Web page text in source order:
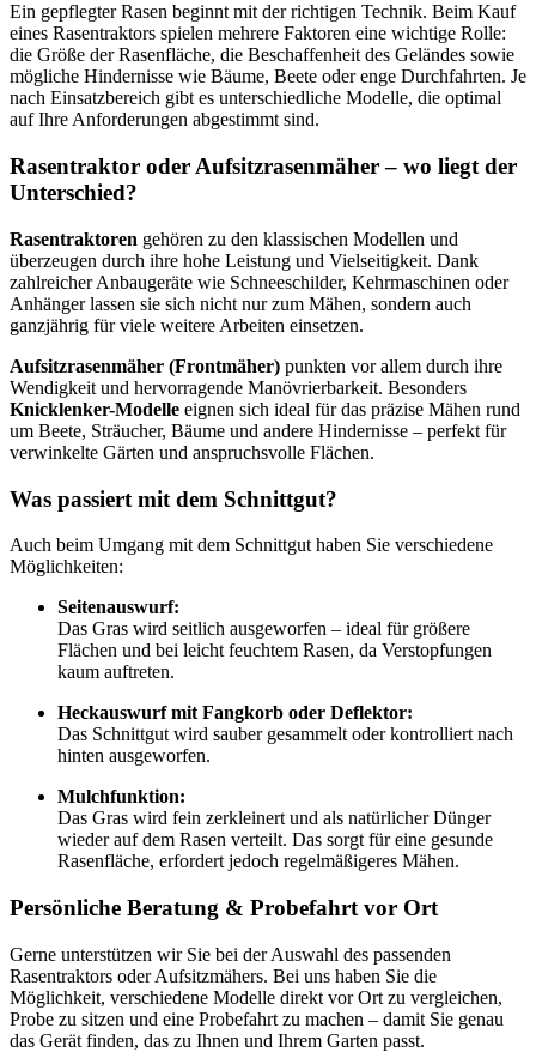
Ein gepflegter Rasen beginnt mit der richtigen Technik. Beim Kauf
eines Rasentraktors spielen mehrere Faktoren eine wichtige Rolle:
die Größe der Rasenfläche, die Beschaffenheit des Geländes sowie
mögliche Hindernisse wie Bäume, Beete oder enge Durchfahrten. Je
nach Einsatzbereich gibt es unterschiedliche Modelle, die optimal
auf Ihre Anforderungen abgestimmt sind.
Rasentraktor oder Aufsitzrasenmäher – wo liegt der
Unterschied?
Rasentraktoren gehören zu den klassischen Modellen und
überzeugen durch ihre hohe Leistung und Vielseitigkeit. Dank
zahlreicher Anbaugeräte wie Schneeschilder, Kehrmaschinen oder
Anhänger lassen sie sich nicht nur zum Mähen, sondern auch
ganzjährig für viele weitere Arbeiten einsetzen.
Aufsitzrasenmäher (Frontmäher) punkten vor allem durch ihre
Wendigkeit und hervorragende Manövrierbarkeit. Besonders
Knicklenker-Modelle eignen sich ideal für das präzise Mähen rund
um Beete, Sträucher, Bäume und andere Hindernisse – perfekt für
verwinkelte Gärten und anspruchsvolle Flächen.
Was passiert mit dem Schnittgut?
Auch beim Umgang mit dem Schnittgut haben Sie verschiedene
Möglichkeiten:
Seitenauswurf:
Das Gras wird seitlich ausgeworfen – ideal für größere
Flächen und bei leicht feuchtem Rasen, da Verstopfungen
kaum auftreten.
Heckauswurf mit Fangkorb oder Deflektor:
Das Schnittgut wird sauber gesammelt oder kontrolliert nach
hinten ausgeworfen.
Mulchfunktion:
Das Gras wird fein zerkleinert und als natürlicher Dünger
wieder auf dem Rasen verteilt. Das sorgt für eine gesunde
Rasenfläche, erfordert jedoch regelmäßigeres Mähen.
Persönliche Beratung & Probefahrt vor Ort
Gerne unterstützen wir Sie bei der Auswahl des passenden
Rasentraktors oder Aufsitzmähers. Bei uns haben Sie die
Möglichkeit, verschiedene Modelle direkt vor Ort zu vergleichen,
Probe zu sitzen und eine Probefahrt zu machen – damit Sie genau
das Gerät finden, das zu Ihnen und Ihrem Garten passt.